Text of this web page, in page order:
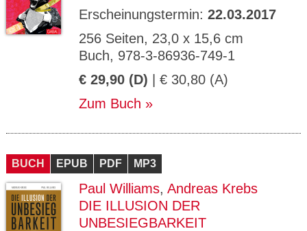
Erscheinungstermin: 22.03.2017
256 Seiten, 23,0 x 15,6 cm
Buch, 978-3-86936-749-1
€ 29,90 (D) | € 30,80 (A)
Zum Buch
BUCH EPUB PDF MP3
Paul Williams, Andreas Krebs
DIE ILLUSION DER
UNBESIEGBARKEIT